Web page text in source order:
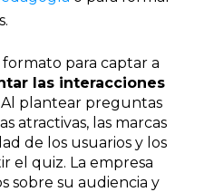
para captar a
las interacciones
Al plantear preguntas
atractivas, las marcas
de los usuarios y los
el quiz. La empresa
sobre su audiencia y